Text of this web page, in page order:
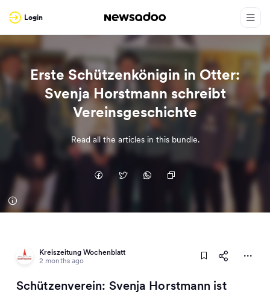
Login
Erste Schützenkönigin in Otter:
Svenja Horstmann schreibt
Vereinsgeschichte
Read all the articles in this bundle.
Kreiszeitung Wochenblatt
2 months ago
Schützenverein: Svenja Horstmann ist